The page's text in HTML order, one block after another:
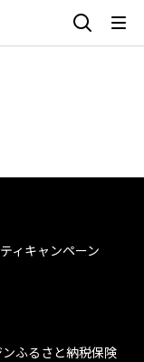
ィ キャンペーン
ふるさと納税保険